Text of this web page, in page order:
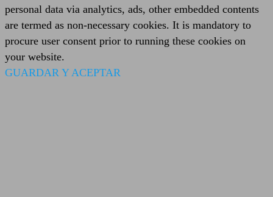
personal data via analytics, ads, other embedded contents
are termed as non-necessary cookies. It is mandatory to
procure user consent prior to running these cookies on
your website.
GUARDAR Y ACEPTAR